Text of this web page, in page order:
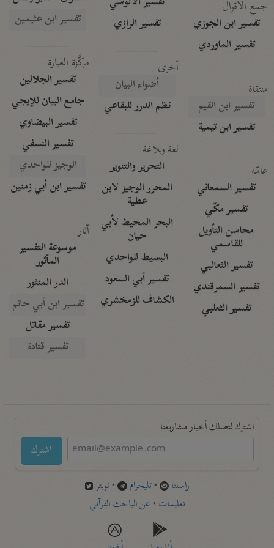
جمع الأقوال
تفسير ابن الجوزي
تفسير الماوردي
منتقاة
تفسير ابن القيم
تفسير ابن تيمية
عامّة
تفسير السمعاني
تفسير مكّي
محاسن التأويل
للقاسمي
تفسير الثعالبي
تفسير السمرقندي
تفسير الثعلبي
تفسير الرازي
أخرى
أضواء البيان
نظم الدرر للبقاعي
لغة وبلاغة
التحرير والتنوير
المحرر الوجيز لابن
عطية
البحر المحيط لأبي
حيان
البسيط للواحدي
تفسير أبي السعود
الكشاف للزمخشري
تفسير ابن عثيمين
مركَّزة العبارة
تفسير الجلالين
جامع البيان للإيجي
تفسير البيضاوي
تفسير النسفي
الوجيز للواحدي
تفسير ابن أبي زمنين
آثار
موسوعة التفسير
المأثور
الدر المنثور
تفسير ابن أبي حاتم
تفسير مقاتل
تفسير قتادة
اشترك لتصلك أخبار مشاريعنا
اشترك
راسلنا •تليجرام •تويتر
تعليمات •عن الباحث القرآني